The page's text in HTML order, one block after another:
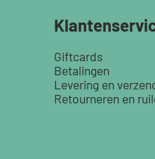
Giftcards
Betalingen
Levering en
Retourneren en